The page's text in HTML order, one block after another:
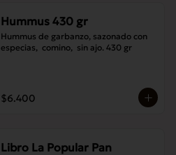
Hummus 430 gr
Hummus de garbanzo, sazonado con
especias,  comino,  sin ajo. 430 gr
$6.400
Libro La Popular Pan